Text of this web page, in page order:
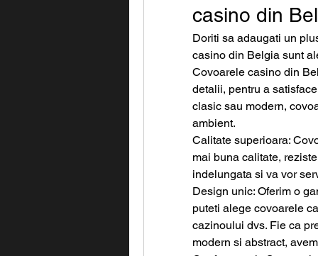
casino din
Doriti sa adaugati un
casino din Belgia sunt
Covoarele casino din
detalii, pentru a
clasic sau modern,
ambient.
Calitate superioara:
mai buna calitate,
indelungata si va vor
Design unic: Oferim o
puteti alege covoarele
cazinoului dvs. Fie ca
modern si abstract,